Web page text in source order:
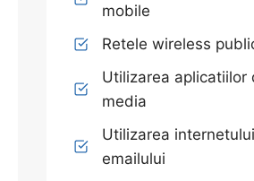
mobile
Retele wireless
Utilizarea aplicatiilor
media
Utilizarea
emailului